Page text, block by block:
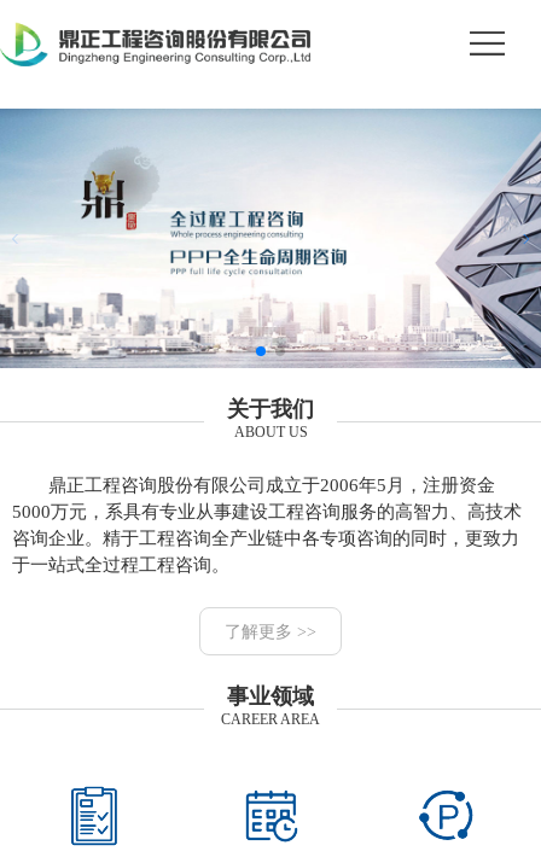
关于我们
ABOUT US
鼎正工程咨询股份有限公司成立于2006年5月，注册资金
5000万元，系具有专业从事建设工程咨询服务的高智力、高技术
咨询企业。精于工程咨询全产业链中各专项咨询的同时，更致力
于一站式全过程工程咨询。
了解更多 >>
事业领域
CAREER AREA